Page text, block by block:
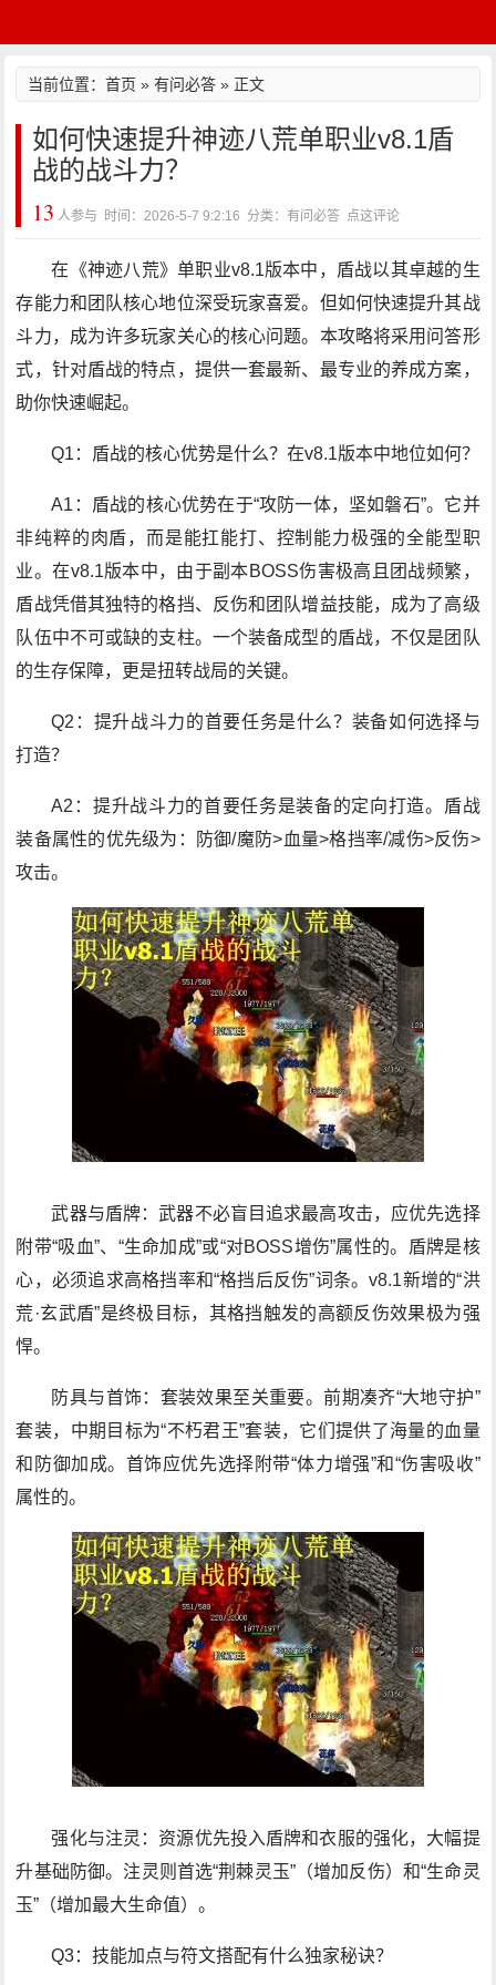
当前位置：首页 »有问必答 » 正文
如何快速提升神迹八荒单职业v8.1盾
战的战斗力？
13 人参与 时间：2026-5-7 9:2:16 分类：有问必答 点这评论
在《神迹八荒》单职业v8.1版本中，盾战以其卓越的生
存能力和团队核心地位深受玩家喜爱。但如何快速提升其战
斗力，成为许多玩家关心的核心问题。本攻略将采用问答形
式，针对盾战的特点，提供一套最新、最专业的养成方案，
助你快速崛起。
Q1：盾战的核心优势是什么？在v8.1版本中地位如何？
A1：盾战的核心优势在于“攻防一体，坚如磐石”。它并
非纯粹的肉盾，而是能扛能打、控制能力极强的全能型职
业。在v8.1版本中，由于副本BOSS伤害极高且团战频繁，
盾战凭借其独特的格挡、反伤和团队增益技能，成为了高级
队伍中不可或缺的支柱。一个装备成型的盾战，不仅是团队
的生存保障，更是扭转战局的关键。
Q2：提升战斗力的首要任务是什么？装备如何选择与
打造？
A2：提升战斗力的首要任务是装备的定向打造。盾战
装备属性的优先级为：防御/魔防>血量>格挡率/减伤>反伤>
攻击。
武器与盾牌：武器不必盲目追求最高攻击，应优先选择
附带“吸血”、“生命加成”或“对BOSS增伤”属性的。盾牌是核
心，必须追求高格挡率和“格挡后反伤”词条。v8.1新增的“洪
荒·玄武盾”是终极目标，其格挡触发的高额反伤效果极为强
悍。
防具与首饰：套装效果至关重要。前期凑齐“大地守护”
套装，中期目标为“不朽君王”套装，它们提供了海量的血量
和防御加成。首饰应优先选择附带“体力增强”和“伤害吸收”
属性的。
强化与注灵：资源优先投入盾牌和衣服的强化，大幅提
升基础防御。注灵则首选“荆棘灵玉”（增加反伤）和“生命灵
玉”（增加最大生命值）。
Q3：技能加点与符文搭配有什么独家秘诀？